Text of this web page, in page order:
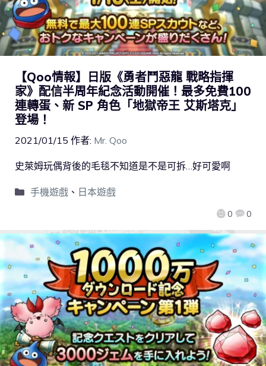
【Qoo情報】日版《勇者鬥惡龍 戰略指揮
家》配信半周年紀念活動開催！最多免費100
連轉蛋、新 SP 角色「地獄帝王 艾斯塔克」
登場！
2021/01/15 作者: Mr. Qoo
0 0
史萊姆玩偶背後的毛毯不知道是不是可拆…好可愛啊
手機遊戲、 日本遊戲